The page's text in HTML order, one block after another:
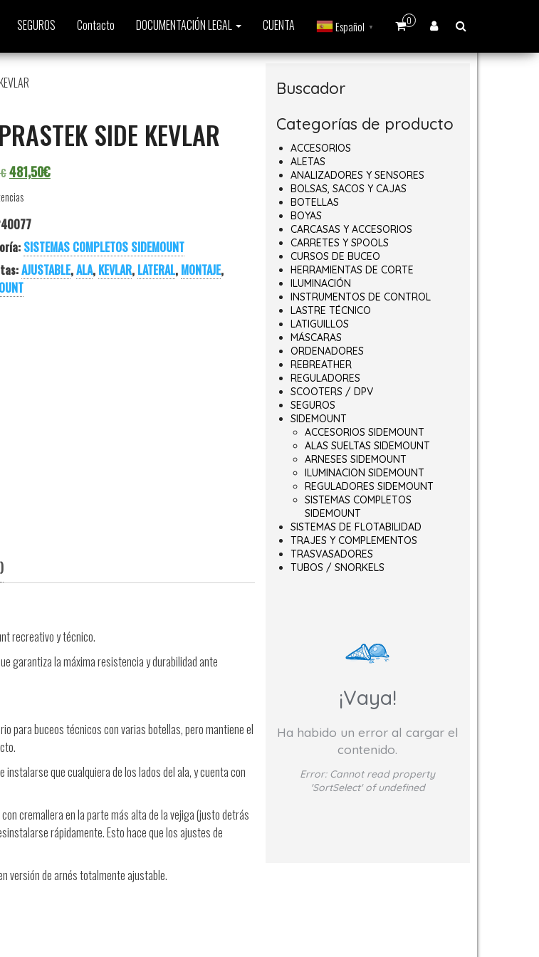
0
SEGUROS Contacto DOCUMENTACIÓN LEGAL CUENTA Español ▼
SIDE KEVLAR
€El precio original era: 535,00€.
481,50€El precio actual es: 481,50€.
SISTEMAS COMPLETOS SIDEMOUNT
AJUSTABLE,ALA, KEVLAR, LATERAL, MONTAJE,
recreativo y técnico.
garantiza la máxima resistencia y durabilidad ante
para buceos técnicos con varias botellas, pero mantiene el
que cualquiera de los lados del ala, y cuenta con
cremallera en la parte más alta de la vejiga (justo detrás
rápidamente. Esto hace que los ajustes de
versión de arnés totalmente ajustable.
Buscador
Categorías de producto
ACCESORIOS
ALETAS
ANALIZADORES Y SENSORES
BOLSAS, SACOS Y CAJAS
BOTELLAS
BOYAS
CARCASAS Y ACCESORIOS
CARRETES Y SPOOLS
CURSOS DE BUCEO
HERRAMIENTAS DE CORTE
ILUMINACIÓN
INSTRUMENTOS DE CONTROL
LASTRE TÉCNICO
LATIGUILLOS
MÁSCARAS
ORDENADORES
REBREATHER
REGULADORES
SCOOTERS / DPV
SEGUROS
SIDEMOUNT
ACCESORIOS SIDEMOUNT
ALAS SUELTAS SIDEMOUNT
ARNESES SIDEMOUNT
ILUMINACION SIDEMOUNT
REGULADORES SIDEMOUNT
SISTEMAS COMPLETOS
SIDEMOUNT
SISTEMAS DE FLOTABILIDAD
TRAJES Y COMPLEMENTOS
TRASVASADORES
TUBOS / SNORKELS
¡Vaya!
Ha habido un error al cargar el
contenido.
Error: Cannot read property
'SortSelect' of undefined